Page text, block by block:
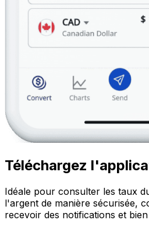
Téléchargez
Idéale pour consulter les taux
l'argent de manière sécurisée,
recevoir des notifications et